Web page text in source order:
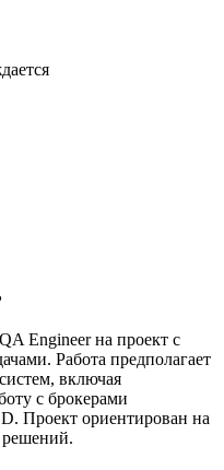
Engineer на проект с
Работа предполагает
включая
с брокерами
Проект ориентирован на
решений.